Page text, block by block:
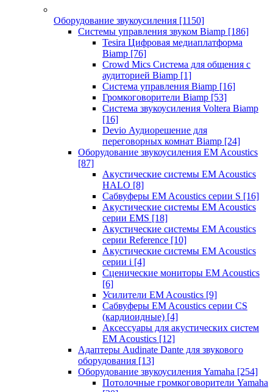
Оборудование звукоусиления [1150]
Системы управления звуком Biamp [186]
Tesira Цифровая медиаплатформа
Biamp [76]
Crowd Mics Система для общения с
аудиторией Biamp [1]
Система управления Biamp [16]
Громкоговорители Biamp [53]
Система звукоусиления Voltera Biamp
[16]
Devio Аудиорешение для
переговорных комнат Biamp [24]
Оборудование звукоусиления EM Acoustics
[87]
Акустические системы EM Acoustics
HALO [8]
Сабвуферы EM Acoustics серии S [16]
Акустические системы EM Acoustics
серии EMS [18]
Акустические системы EM Acoustics
серии Reference [10]
Акустические системы EM Acoustics
серии i [4]
Сценические мониторы EM Acoustics
[6]
Усилители EM Acoustics [9]
Сабвуферы EM Acoustics серии CS
(кардиоидные) [4]
Аксессуары для акустических систем
EM Acoustics [12]
Адаптеры Audinate Dante для звукового
оборудования [13]
Оборудование звукоусиления Yamaha [254]
Потолочные громкоговорители Yamaha